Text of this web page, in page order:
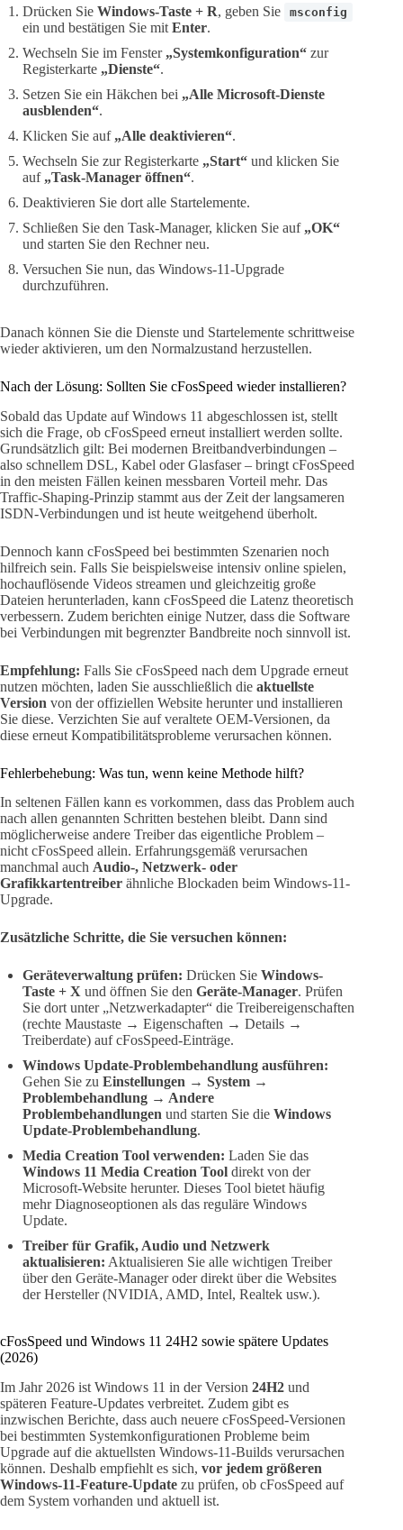
Drücken Sie Windows-Taste + R, geben Sie msconfig
ein und bestätigen Sie mit Enter.
Wechseln Sie im Fenster „Systemkonfiguration“ zur
Registerkarte „Dienste“.
Setzen Sie ein Häkchen bei „Alle Microsoft-Dienste
ausblenden“.
Klicken Sie auf „Alle deaktivieren“.
Wechseln Sie zur Registerkarte „Start“ und klicken Sie
auf „Task-Manager öffnen“.
Deaktivieren Sie dort alle Startelemente.
Schließen Sie den Task-Manager, klicken Sie auf „OK“
und starten Sie den Rechner neu.
Versuchen Sie nun, das Windows-11-Upgrade
durchzuführen.
Danach können Sie die Dienste und Startelemente schrittweise
wieder aktivieren, um den Normalzustand herzustellen.
Nach der Lösung: Sollten Sie cFosSpeed wieder installieren?
Sobald das Update auf Windows 11 abgeschlossen ist, stellt
sich die Frage, ob cFosSpeed erneut installiert werden sollte.
Grundsätzlich gilt: Bei modernen Breitbandverbindungen –
also schnellem DSL, Kabel oder Glasfaser – bringt cFosSpeed
in den meisten Fällen keinen messbaren Vorteil mehr. Das
Traffic-Shaping-Prinzip stammt aus der Zeit der langsameren
ISDN-Verbindungen und ist heute weitgehend überholt.
Dennoch kann cFosSpeed bei bestimmten Szenarien noch
hilfreich sein. Falls Sie beispielsweise intensiv online spielen,
hochauflösende Videos streamen und gleichzeitig große
Dateien herunterladen, kann cFosSpeed die Latenz theoretisch
verbessern. Zudem berichten einige Nutzer, dass die Software
bei Verbindungen mit begrenzter Bandbreite noch sinnvoll ist.
Empfehlung: Falls Sie cFosSpeed nach dem Upgrade erneut
nutzen möchten, laden Sie ausschließlich die aktuellste
Version von der offiziellen Website herunter und installieren
Sie diese. Verzichten Sie auf veraltete OEM-Versionen, da
diese erneut Kompatibilitätsprobleme verursachen können.
Fehlerbehebung: Was tun, wenn keine Methode hilft?
In seltenen Fällen kann es vorkommen, dass das Problem auch
nach allen genannten Schritten bestehen bleibt. Dann sind
möglicherweise andere Treiber das eigentliche Problem –
nicht cFosSpeed allein. Erfahrungsgemäß verursachen
manchmal auch Audio-, Netzwerk- oder
Grafikkartentreiber ähnliche Blockaden beim Windows-11-
Upgrade.
Zusätzliche Schritte, die Sie versuchen können:
Geräteverwaltung prüfen: Drücken Sie Windows-
Taste + X und öffnen Sie den Geräte-Manager. Prüfen
Sie dort unter „Netzwerkadapter“ die Treibereigenschaften
(rechte Maustaste → Eigenschaften → Details →
Treiberdate) auf cFosSpeed-Einträge.
Windows Update-Problembehandlung ausführen:
Gehen Sie zu Einstellungen → System →
Problembehandlung → Andere
Problembehandlungen und starten Sie die Windows
Update-Problembehandlung.
Media Creation Tool verwenden: Laden Sie das
Windows 11 Media Creation Tool direkt von der
Microsoft-Website herunter. Dieses Tool bietet häufig
mehr Diagnoseoptionen als das reguläre Windows
Update.
Treiber für Grafik, Audio und Netzwerk
aktualisieren: Aktualisieren Sie alle wichtigen Treiber
über den Geräte-Manager oder direkt über die Websites
der Hersteller (NVIDIA, AMD, Intel, Realtek usw.).
cFosSpeed und Windows 11 24H2 sowie spätere Updates
(2026)
Im Jahr 2026 ist Windows 11 in der Version 24H2 und
späteren Feature-Updates verbreitet. Zudem gibt es
inzwischen Berichte, dass auch neuere cFosSpeed-Versionen
bei bestimmten Systemkonfigurationen Probleme beim
Upgrade auf die aktuellsten Windows-11-Builds verursachen
können. Deshalb empfiehlt es sich, vor jedem größeren
Windows-11-Feature-Update zu prüfen, ob cFosSpeed auf
dem System vorhanden und aktuell ist.